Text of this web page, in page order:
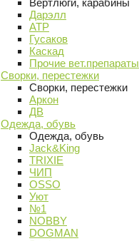
Вертлюги, карабины
Дарэлл
АТР
Гусаков
Каскад
Прочие вет.препараты
Сворки, перестежки
Сворки, перестежки
Аркон
ДВ
Одежда, обувь
Одежда, обувь
Jack&King
TRIXIE
ЧИП
OSSO
Уют
№1
NOBBY
DOGMAN